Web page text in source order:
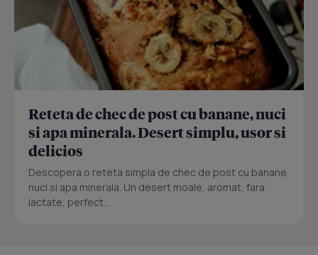
Reteta de chec de post cu banane, nuci
si apa minerala. Desert simplu, usor si
delicios
Descopera o reteta simpla de chec de post cu banane,
nuci si apa minerala. Un desert moale, aromat, fara
lactate, perfect...